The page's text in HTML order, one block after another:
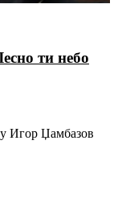
ти небо
Игор Џамбазов